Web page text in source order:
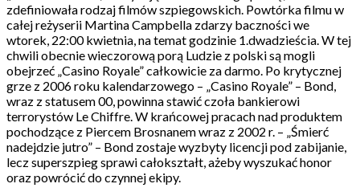
zdefiniowała rodzaj filmów szpiegowskich. Powtórka filmu w
całej reżyserii Martina Campbella zdarzy baczności we
wtorek, 22:00 kwietnia, na temat godzinie 1.dwadzieścia. W tej
chwili obecnie wieczorową porą Ludzie z polski są mogli
obejrzeć „Casino Royale” całkowicie za darmo. Po krytycznej
grze z 2006 roku kalendarzowego – „Casino Royale” – Bond,
wraz z statusem 00, powinna stawić czoła bankierowi
terrorystów Le Chiffre. W krańcowej pracach nad produktem
pochodzące z Piercem Brosnanem wraz z 2002 r. – „Śmierć
nadejdzie jutro” – Bond zostaje wyzbyty licencji pod zabijanie,
lecz superszpieg sprawi całokształt, ażeby wyszukać honor
oraz powrócić do czynnej ekipy.